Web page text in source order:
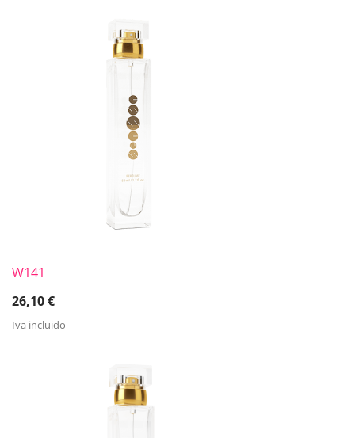
W141
26,10€
Iva incluido